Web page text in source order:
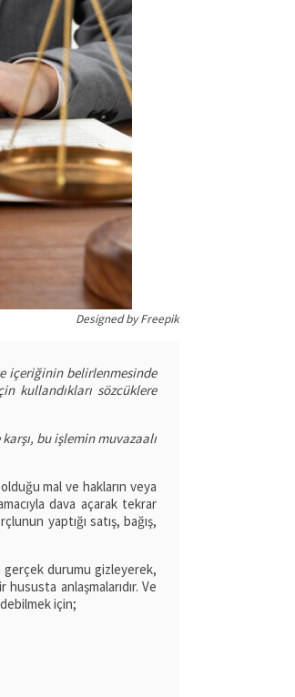
Designed by Freepik
içeriğinin belirlenmesinde
kullandıkları sözcüklere
bu işlemin muvazaalı
mal ve hakların veya
dava açarak tekrar
yaptığı satış, bağış,
gerçek durumu gizleyerek,
anlaşmalarıdır. Ve
için;